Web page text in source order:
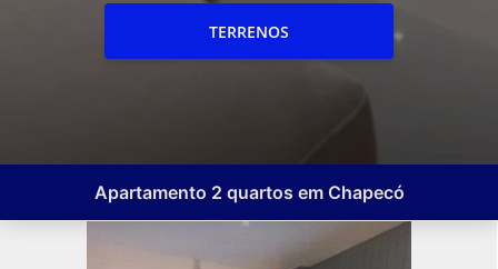
TERRENOS
Apartamento 2 quartos em Chapecó